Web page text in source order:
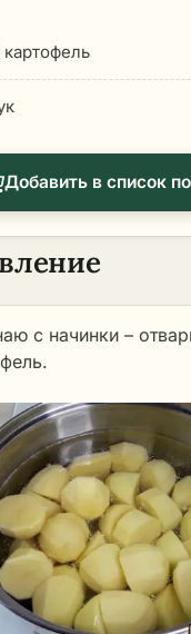
Добавить в список
с начинки –
.